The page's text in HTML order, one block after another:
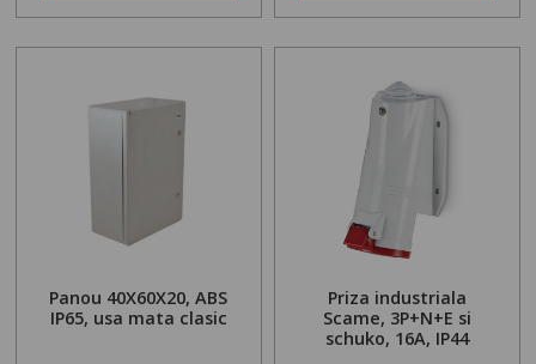
Panou 40X60X20, ABS
IP65, usa mata clasic
Priza industriala
Scame, 3P+N+E si
schuko, 16A, IP44